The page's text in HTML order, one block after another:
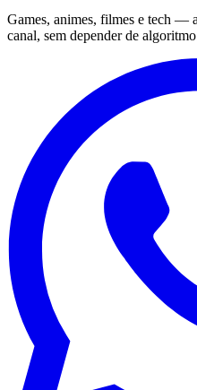
Games, animes, filmes e tech —
canal, sem depender de